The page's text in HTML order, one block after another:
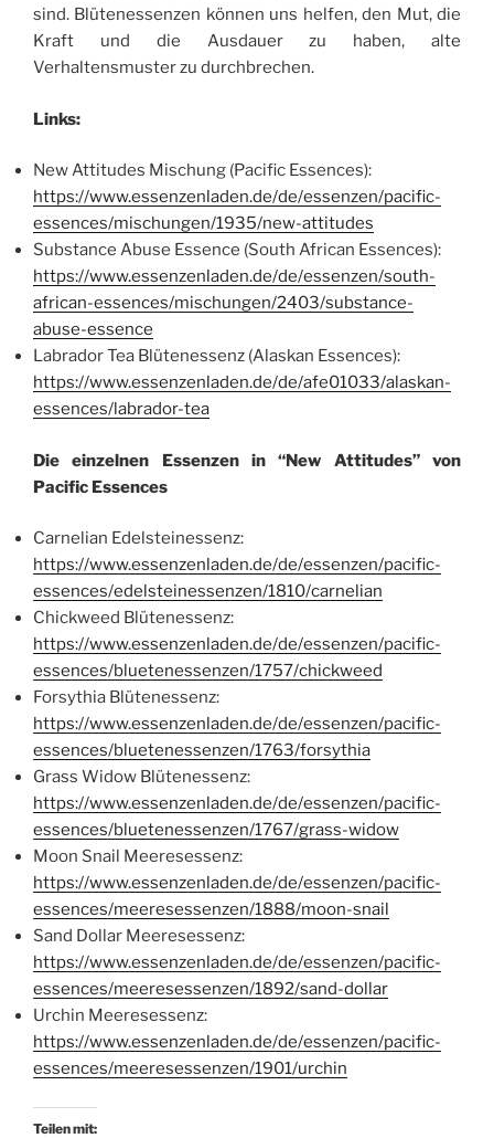
sind. Blütenessenzen können uns helfen, den Mut, die
Kraft und die Ausdauer zu haben, alte
Verhaltensmuster zu durchbrechen.
Links:
New Attitudes Mischung (Pacific Essences):
https://www.essenzenladen.de/de/essenzen/pacific-
essences/mischungen/1935/new-attitudes
Substance Abuse Essence (South African Essences):
https://www.essenzenladen.de/de/essenzen/south-
african-essences/mischungen/2403/substance-
abuse-essence
Labrador Tea Blütenessenz (Alaskan Essences):
https://www.essenzenladen.de/de/afe01033/alaskan-
essences/labrador-tea
Die einzelnen Essenzen in “New Attitudes” von
Pacific Essences
Carnelian Edelsteinessenz:
https://www.essenzenladen.de/de/essenzen/pacific-
essences/edelsteinessenzen/1810/carnelian
Chickweed Blütenessenz:
https://www.essenzenladen.de/de/essenzen/pacific-
essences/bluetenessenzen/1757/chickweed
Forsythia Blütenessenz:
https://www.essenzenladen.de/de/essenzen/pacific-
essences/bluetenessenzen/1763/forsythia
Grass Widow Blütenessenz:
https://www.essenzenladen.de/de/essenzen/pacific-
essences/bluetenessenzen/1767/grass-widow
Moon Snail Meeresessenz:
https://www.essenzenladen.de/de/essenzen/pacific-
essences/meeresessenzen/1888/moon-snail
Sand Dollar Meeresessenz:
https://www.essenzenladen.de/de/essenzen/pacific-
essences/meeresessenzen/1892/sand-dollar
Urchin Meeresessenz:
https://www.essenzenladen.de/de/essenzen/pacific-
essences/meeresessenzen/1901/urchin
Teilen mit: